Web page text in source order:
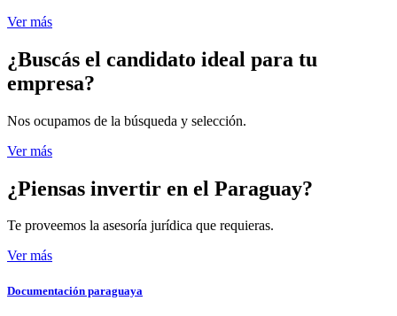
Ver más
¿Buscás el candidato ideal para tu
empresa?
Nos ocupamos de la búsqueda y selección.
Ver más
¿Piensas invertir en el Paraguay?
Te proveemos la asesoría jurídica que requieras.
Ver más
Documentación paraguaya